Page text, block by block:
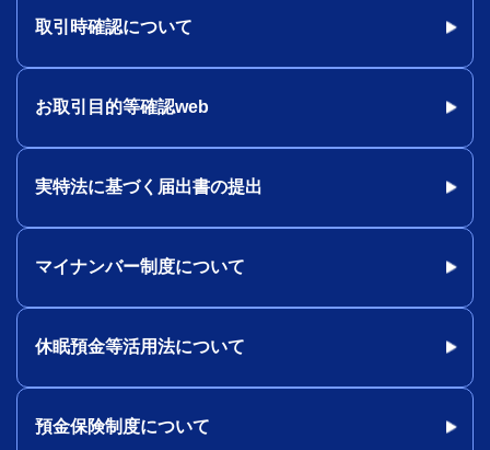
取引時確認について
お取引目的等確認web
実特法に基づく届出書の提出
マイナンバー制度について
休眠預金等活用法について
預金保険制度について